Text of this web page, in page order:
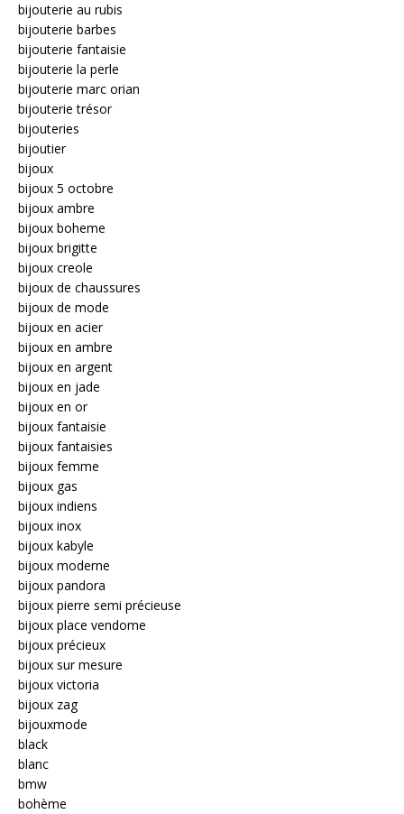
bijouterie au rubis
bijouterie barbes
bijouterie fantaisie
bijouterie la perle
bijouterie marc orian
bijouterie trésor
bijouteries
bijoutier
bijoux
bijoux 5 octobre
bijoux ambre
bijoux boheme
bijoux brigitte
bijoux creole
bijoux de chaussures
bijoux de mode
bijoux en acier
bijoux en ambre
bijoux en argent
bijoux en jade
bijoux en or
bijoux fantaisie
bijoux fantaisies
bijoux femme
bijoux gas
bijoux indiens
bijoux inox
bijoux kabyle
bijoux moderne
bijoux pandora
bijoux pierre semi précieuse
bijoux place vendome
bijoux précieux
bijoux sur mesure
bijoux victoria
bijoux zag
bijouxmode
black
blanc
bmw
bohème